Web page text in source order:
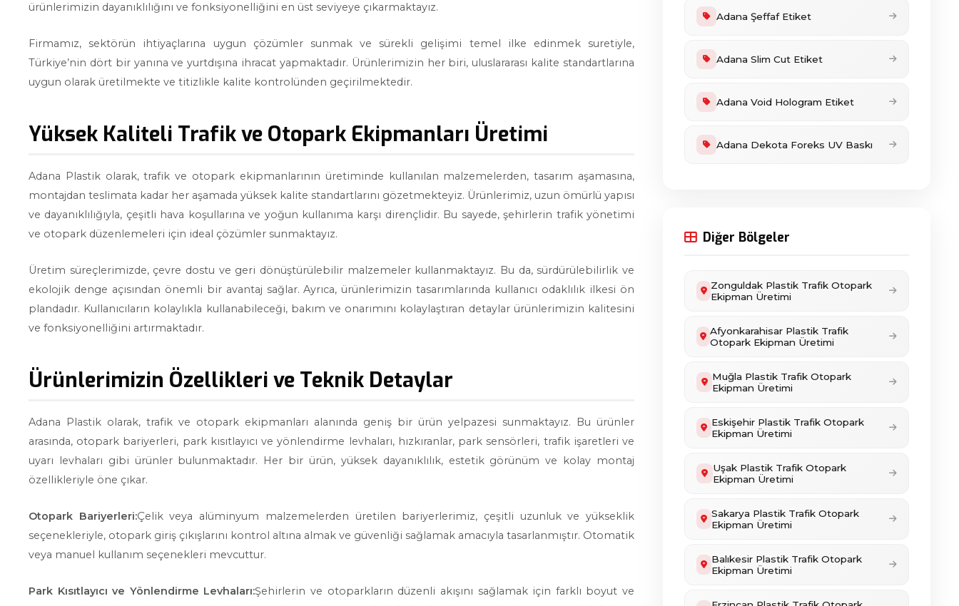
ürünlerimizin dayanıklılığını ve fonksiyonelliğini en üst seviyeye çıkarmaktayız.
Firmamız, sektörün ihtiyaçlarına uygun çözümler sunmak ve sürekli gelişimi temel ilke edinmek suretiyle,
Türkiye’nin dört bir yanına ve yurtdışına ihracat yapmaktadır. Ürünlerimizin her biri, uluslararası kalite standartlarına
uygun olarak üretilmekte ve titizlikle kalite kontrolünden geçirilmektedir.
Yüksek Kaliteli Trafik ve Otopark Ekipmanları Üretimi
Adana Plastik olarak, trafik ve otopark ekipmanlarının üretiminde kullanılan malzemelerden, tasarım aşamasına,
montajdan teslimata kadar her aşamada yüksek kalite standartlarını gözetmekteyiz. Ürünlerimiz, uzun ömürlü yapısı
ve dayanıklılığıyla, çeşitli hava koşullarına ve yoğun kullanıma karşı dirençlidir. Bu sayede, şehirlerin trafik yönetimi
ve otopark düzenlemeleri için ideal çözümler sunmaktayız.
Üretim süreçlerimizde, çevre dostu ve geri dönüştürülebilir malzemeler kullanmaktayız. Bu da, sürdürülebilirlik ve
ekolojik denge açısından önemli bir avantaj sağlar. Ayrıca, ürünlerimizin tasarımlarında kullanıcı odaklılık ilkesi ön
plandadır. Kullanıcıların kolaylıkla kullanabileceği, bakım ve onarımını kolaylaştıran detaylar ürünlerimizin kalitesini
ve fonksiyonelliğini artırmaktadır.
Ürünlerimizin Özellikleri ve Teknik Detaylar
Adana Plastik olarak, trafik ve otopark ekipmanları alanında geniş bir ürün yelpazesi sunmaktayız. Bu ürünler
arasında, otopark bariyerleri, park kısıtlayıcı ve yönlendirme levhaları, hızkıranlar, park sensörleri, trafik işaretleri ve
uyarı levhaları gibi ürünler bulunmaktadır. Her bir ürün, yüksek dayanıklılık, estetik görünüm ve kolay montaj
özellikleriyle öne çıkar.
Otopark Bariyerleri:Çelik veya alüminyum malzemelerden üretilen bariyerlerimiz, çeşitli uzunluk ve yükseklik
seçenekleriyle, otopark giriş çıkışlarını kontrol altına almak ve güvenliği sağlamak amacıyla tasarlanmıştır. Otomatik
veya manuel kullanım seçenekleri mevcuttur.
Park Kısıtlayıcı ve Yönlendirme Levhaları:Şehirlerin ve otoparkların düzenli akışını sağlamak için farklı boyut ve
Adana Şeffaf Etiket
Adana Slim Cut Etiket
Adana Void Hologram Etiket
Adana Dekota Foreks UV Baskı
Diğer Bölgeler
Zonguldak Plastik Trafik Otopark
Ekipman Üretimi
Afyonkarahisar Plastik Trafik
Otopark Ekipman Üretimi
Muğla Plastik Trafik Otopark
Ekipman Üretimi
Eskişehir Plastik Trafik Otopark
Ekipman Üretimi
Uşak Plastik Trafik Otopark
Ekipman Üretimi
Sakarya Plastik Trafik Otopark
Ekipman Üretimi
Balıkesir Plastik Trafik Otopark
Ekipman Üretimi